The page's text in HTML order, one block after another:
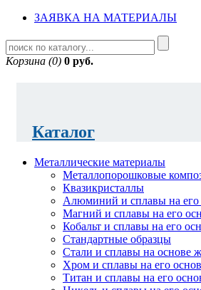
ЗАЯВКА НА МАТЕРИАЛЫ
Корзина (0) 0 руб.
Каталог
Металлические материалы
Металлопорошковые
Квазикристаллы
Алюминий и сплавы на его
Магний и сплавы на его
Кобальт и сплавы на его
Стандартные образцы
Стали и сплавы на основе
Хром и сплавы на его
Титан и сплавы на его